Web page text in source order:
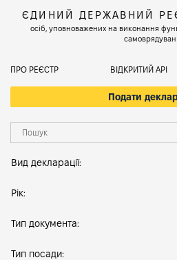
ЄДИНИЙ ДЕРЖАВНИЙ
осіб, уповноважених на виконання
ПРО РЕЄСТР ВІДКРИТИЙ АРІ
Подати
Вид декларації:
Рік:
Тип документа:
Тип посади: